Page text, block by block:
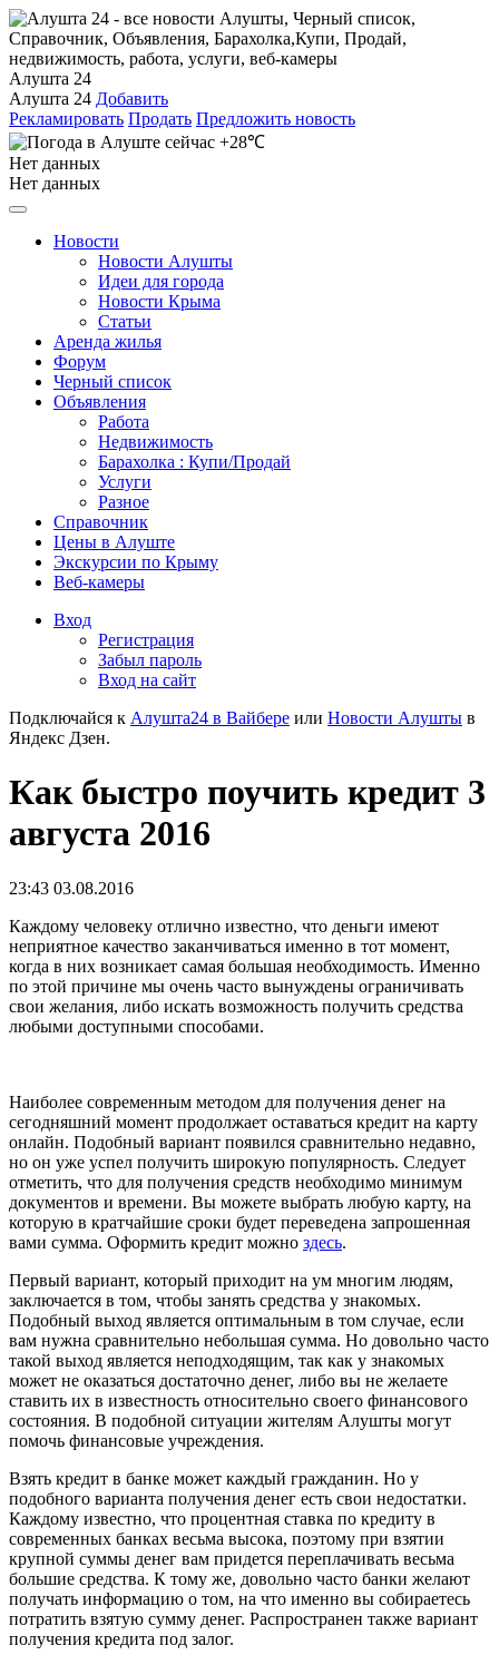
Алушта 24
Алушта 24 Добавить
Рекламировать Продать Предложить новость
+28℃
Нет данных
Нет данных
Новости
Новости Алушты
Идеи для города
Новости Крыма
Статьи
Аренда жилья
Форум
Черный список
Объявления
Работа
Недвижимость
Барахолка : Купи/Продай
Услуги
Разное
Справочник
Цены в Алуште
Экскурсии по Крыму
Веб-камеры
Вход
Регистрация
Забыл пароль
Вход на сайт
Подключайся к Алушта24 в Вайбере или Новости Алушты в
Яндекс Дзен.
Как быстро поучить кредит 3
августа 2016
23:43 03.08.2016
Каждому человеку отлично известно, что деньги имеют
неприятное качество заканчиваться именно в тот момент,
когда в них возникает самая большая необходимость. Именно
по этой причине мы очень часто вынуждены ограничивать
свои желания, либо искать возможность получить средства
любыми доступными способами.
Наиболее современным методом для получения денег на
сегодняшний момент продолжает оставаться кредит на карту
онлайн. Подобный вариант появился сравнительно недавно,
но он уже успел получить широкую популярность. Следует
отметить, что для получения средств необходимо минимум
документов и времени. Вы можете выбрать любую карту, на
которую в кратчайшие сроки будет переведена запрошенная
вами сумма. Оформить кредит можно здесь.
Первый вариант, который приходит на ум многим людям,
заключается в том, чтобы занять средства у знакомых.
Подобный выход является оптимальным в том случае, если
вам нужна сравнительно небольшая сумма. Но довольно часто
такой выход является неподходящим, так как у знакомых
может не оказаться достаточно денег, либо вы не желаете
ставить их в известность относительно своего финансового
состояния. В подобной ситуации жителям Алушты могут
помочь финансовые учреждения.
Взять кредит в банке может каждый гражданин. Но у
подобного варианта получения денег есть свои недостатки.
Каждому известно, что процентная ставка по кредиту в
современных банках весьма высока, поэтому при взятии
крупной суммы денег вам придется переплачивать весьма
большие средства. К тому же, довольно часто банки желают
получать информацию о том, на что именно вы собираетесь
потратить взятую сумму денег. Распространен также вариант
получения кредита под залог.